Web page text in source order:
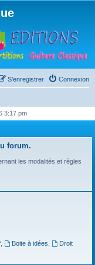
Connexion
S’enregistrer
3:17 pm
forum.
les modalités et règles
, Boite à idées
Droit